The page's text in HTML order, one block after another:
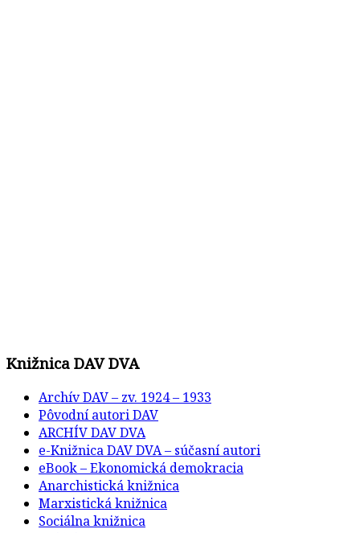
Knižnica DAV DVA
Archív DAV – zv. 1924 – 1933
Pôvodní autori DAV
ARCHÍV DAV DVA
e-Knižnica DAV DVA – súčasní autori
eBook – Ekonomická demokracia
Anarchistická knižnica
Marxistická knižnica
Sociálna knižnica